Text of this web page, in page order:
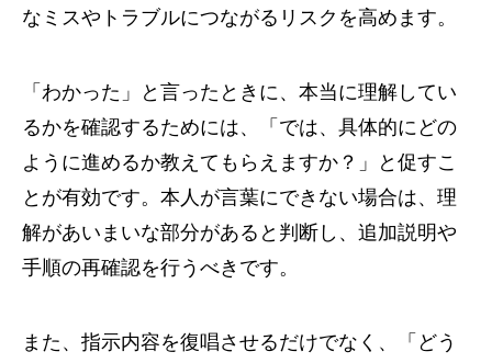
なミスやトラブルにつながるリスクを高めます。
「わかった」と言ったときに、本当に理解してい
るかを確認するためには、「では、具体的にどの
ように進めるか教えてもらえますか？」と促すこ
とが有効です。本人が言葉にできない場合は、理
解があいまいな部分があると判断し、追加説明や
手順の再確認を行うべきです。
また、指示内容を復唱させるだけでなく、「どう